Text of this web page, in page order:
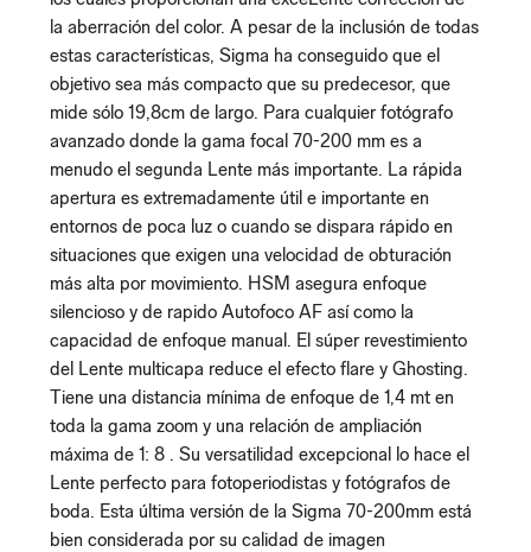
la aberración del color. A pesar de la inclusión de todas
estas características, Sigma ha conseguido que el
objetivo sea más compacto que su predecesor, que
mide sólo 19,8cm de largo. Para cualquier fotógrafo
avanzado donde la gama focal 70-200 mm es a
menudo el segunda Lente más importante. La rápida
apertura es extremadamente útil e importante en
entornos de poca luz o cuando se dispara rápido en
situaciones que exigen una velocidad de obturación
más alta por movimiento. HSM asegura enfoque
silencioso y de rapido Autofoco AF así como la
capacidad de enfoque manual. El súper revestimiento
del Lente multicapa reduce el efecto flare y Ghosting.
Tiene una distancia mínima de enfoque de 1,4 mt en
toda la gama zoom y una relación de ampliación
máxima de 1: 8 . Su versatilidad excepcional lo hace el
Lente perfecto para fotoperiodistas y fotógrafos de
boda. Esta última versión de la Sigma 70-200mm está
bien considerada por su calidad de imagen